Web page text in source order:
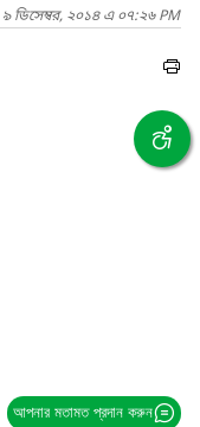
৯ ডিসেম্বর, ২০১৪ এ ০৭:২৬ PM
আপনার মতামত প্রদান করুন